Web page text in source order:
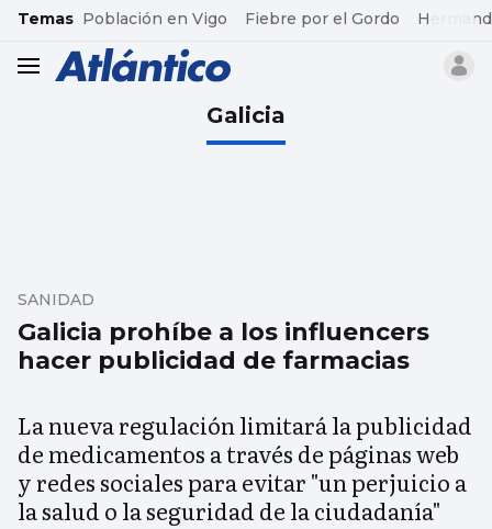
common.go-to-content
Temas Población en Vigo Fiebre por el Gordo
header.menu.open
Galicia
Galicia prohíbe a los influencers
hacer publicidad de farmacias
SANIDAD
La nueva regulación limitará la publicidad
de medicamentos a través de páginas web
y redes sociales para evitar "un perjuicio a
la salud o la seguridad de la ciudadanía"